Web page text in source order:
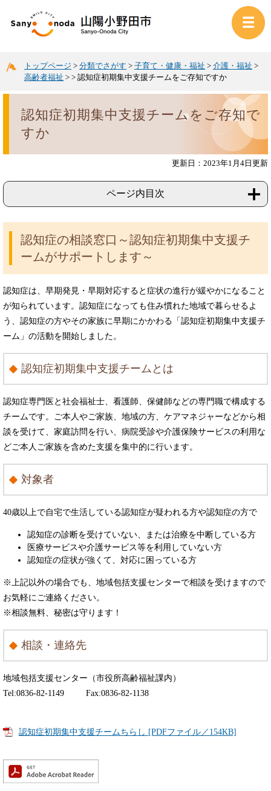
トップページ > 分類でさがす > 子育て・健康・福祉 > 介護・福祉 >
高齢者福祉 > > 認知症初期集中支援チームをご存知ですか
認知症初期集中支援チームをご存知で
すか
更新日：2023年1月4日更新
ページ内目次
認知症の相談窓口～認知症初期集中支援チ
ームがサポートします～
認知症は、早期発見・早期対応すると症状の進行が緩やかになること
が知られています。認知症になっても住み慣れた地域で暮らせるよ
う、認知症の方やその家族に早期にかかわる「認知症初期集中支援チ
ーム」の活動を開始しました。
認知症初期集中支援チームとは
認知症専門医と社会福祉士、看護師、保健師などの専門職で構成する
チームです。ご本人やご家族、地域の方、ケアマネジャーなどから相
談を受けて、家庭訪問を行い、病院受診や介護保険サービスの利用な
どご本人ご家族を含めた支援を集中的に行います。
対象者
40歳以上で自宅で生活している認知症が疑われる方や認知症の方で
認知症の診断を受けていない、または治療を中断している方
医療サービスや介護サービス等を利用していない方
認知症の症状が強くて、対応に困っている方
※上記以外の場合でも、地域包括支援センターで相談を受けますので
お気軽にご連絡ください。
※相談無料、秘密は守ります！
相談・連絡先
地域包括支援センター（市役所高齢福祉課内）
Tel:0836-82-1149 Fax:0836-82-1138
認知症初期集中支援チームちらし [PDFファイル／154KB]